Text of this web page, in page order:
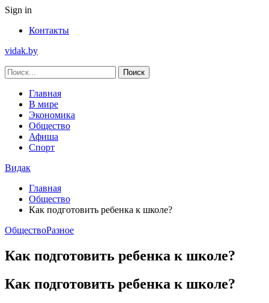
Sign in
Контакты
vidak.by
Главная
В мире
Экономика
Общество
Афиша
Спорт
Видак
Главная
Общество
Как подготовить ребенка к школе?
ОбществоРазное
Как подготовить ребенка к школе?
Как подготовить ребенка к школе?